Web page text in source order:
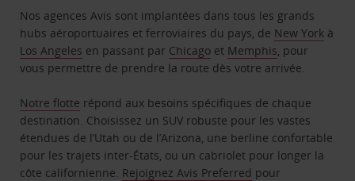
Nos agences Avis sont implantées dans tous les grands
hubs aéroportuaires et ferroviaires du pays, de New York à
Los Angeles en passant par Chicago et Memphis , pour
vous permettre de prendre la route dès votre arrivée.
Notre flotte répond aux besoins spécifiques de chaque
destination. Choisissez un SUV robuste pour les vastes
étendues de l’Utah ou de l’Arizona, une berline confortable
pour les trajets inter-États, ou un cabriolet pour longer la
côte californienne. Rejoignez Avis Preferred pour